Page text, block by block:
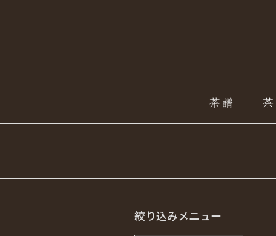
絞り込みメニュー